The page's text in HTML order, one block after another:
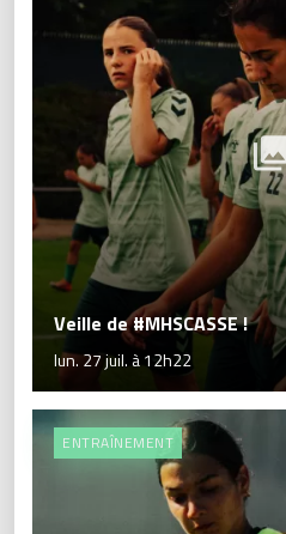
Veille de #MHSCASSE !
lun. 27 juil. à 12h22
ENTRAÎNEMENT